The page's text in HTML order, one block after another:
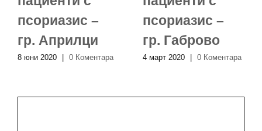
псориазис –
гр. Априлци
8 юни 2020 | 0 Коментара
псориазис –
гр. Габрово
4 март 2020 0 Коментара